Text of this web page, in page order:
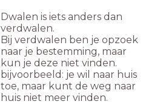
Dwalen is iets anders dan
verdwalen.
Bij verdwalen ben je opzoek
naar je bestemming, maar
kun je deze niet vinden.
bijvoorbeeld: je wil naar huis
toe, maar kunt de weg naar
huis niet meer vinden.